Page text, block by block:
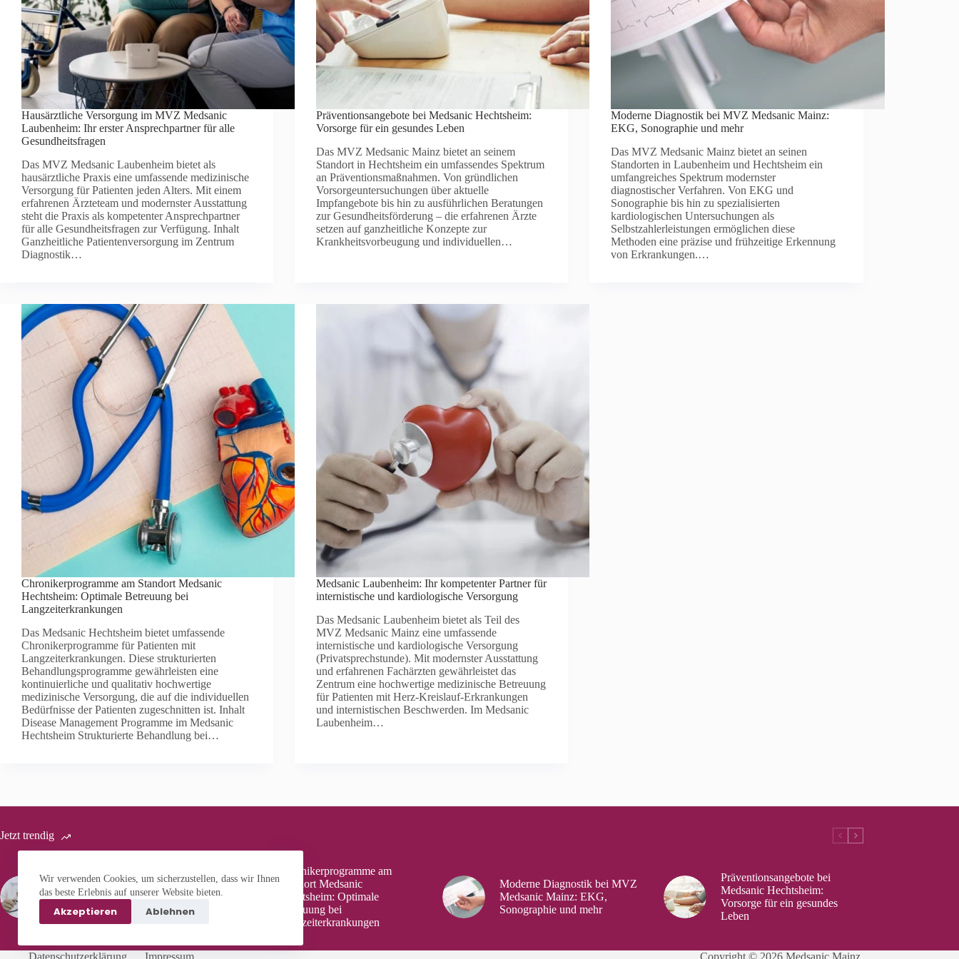
Wir verwenden Cookies, um sicherzustellen, dass wir Ihnen
das beste Erlebnis auf unserer Website bieten.
Akzeptieren Ablehnen
Hausärztliche Versorgung im MVZ Medsanic
Laubenheim: Ihr erster Ansprechpartner für alle
Gesundheitsfragen
Das MVZ Medsanic Laubenheim bietet als
hausärztliche Praxis eine umfassende medizinische
Versorgung für Patienten jeden Alters. Mit einem
erfahrenen Ärzteteam und modernster Ausstattung
steht die Praxis als kompetenter Ansprechpartner
für alle Gesundheitsfragen zur Verfügung. Inhalt
Ganzheitliche Patientenversorgung im Zentrum
Diagnostik…
Präventionsangebote bei Medsanic Hechtsheim:
Vorsorge für ein gesundes Leben
Das MVZ Medsanic Mainz bietet an seinem
Standort in Hechtsheim ein umfassendes Spektrum
an Präventionsmaßnahmen. Von gründlichen
Vorsorgeuntersuchungen über aktuelle
Impfangebote bis hin zu ausführlichen Beratungen
zur Gesundheitsförderung – die erfahrenen Ärzte
setzen auf ganzheitliche Konzepte zur
Krankheitsvorbeugung und individuellen…
Moderne Diagnostik bei MVZ Medsanic Mainz:
EKG, Sonographie und mehr
Das MVZ Medsanic Mainz bietet an seinen
Standorten in Laubenheim und Hechtsheim ein
umfangreiches Spektrum modernster
diagnostischer Verfahren. Von EKG und
Sonographie bis hin zu spezialisierten
kardiologischen Untersuchungen als
Selbstzahlerleistungen ermöglichen diese
Methoden eine präzise und frühzeitige Erkennung
von Erkrankungen.…
Chronikerprogramme am Standort Medsanic
Hechtsheim: Optimale Betreuung bei
Langzeiterkrankungen
Das Medsanic Hechtsheim bietet umfassende
Chronikerprogramme für Patienten mit
Langzeiterkrankungen. Diese strukturierten
Behandlungsprogramme gewährleisten eine
kontinuierliche und qualitativ hochwertige
medizinische Versorgung, die auf die individuellen
Bedürfnisse der Patienten zugeschnitten ist. Inhalt
Disease Management Programme im Medsanic
Hechtsheim Strukturierte Behandlung bei…
Medsanic Laubenheim: Ihr kompetenter Partner für
internistische und kardiologische Versorgung
Das Medsanic Laubenheim bietet als Teil des
MVZ Medsanic Mainz eine umfassende
internistische und kardiologische Versorgung
(Privatsprechstunde). Mit modernster Ausstattung
und erfahrenen Fachärzten gewährleistet das
Zentrum eine hochwertige medizinische Betreuung
für Patienten mit Herz-Kreislauf-Erkrankungen
und internistischen Beschwerden. Im Medsanic
Laubenheim…
Jetzt trendig
Medsanic Laubenheim: Ihr
kompetenter Partner für
internistische und
kardiologische Versorgung
Chronikerprogramme am
Standort Medsanic
Hechtsheim: Optimale
Betreuung bei
Langzeiterkrankungen
Moderne Diagnostik bei MVZ
Medsanic Mainz: EKG,
Sonographie und mehr
Präventionsangebote bei
Medsanic Hechtsheim:
Vorsorge für ein gesundes
Leben
Datenschutzerklärung Impressum Copyright © 2026 Medsanic Mainz